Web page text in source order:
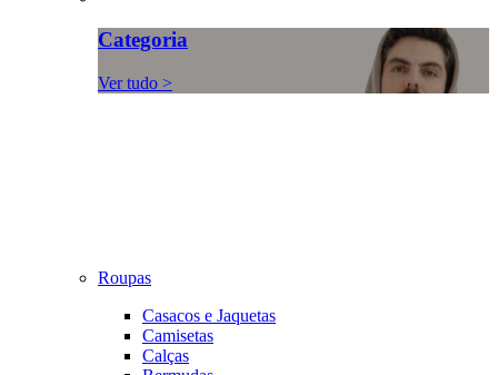
Categoria
Ver tudo >
Roupas
Casacos e Jaquetas
Camisetas
Calças